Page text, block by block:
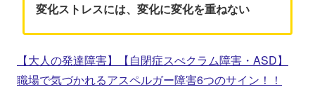
変化ストレスには、変化に変化を重ねない
【大人の発達障害】【自閉症スぺクラム障害・ASD】
職場で気づかれるアスペルガー障害6つのサイン！！